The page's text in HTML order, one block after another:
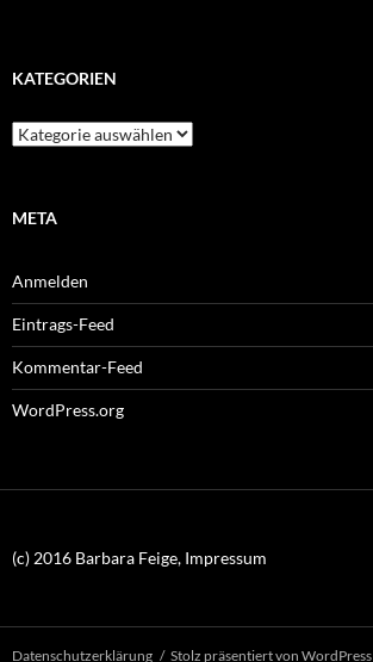
KATEGORIEN
Kategorien
META
Anmelden
Eintrags-Feed
Kommentar-Feed
WordPress.org
(c) 2016 Barbara Feige, Impressum
Datenschutzerklärung Stolz präsentiert von WordPress